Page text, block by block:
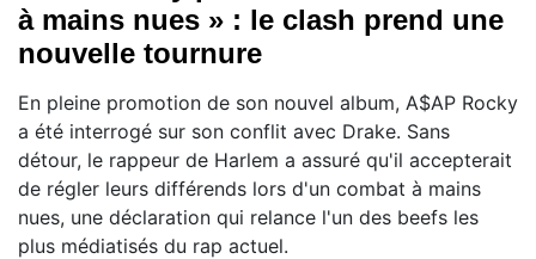
à mains nues » : le clash prend une
nouvelle tournure
En pleine promotion de son nouvel album, A$AP Rocky
a été interrogé sur son conflit avec Drake. Sans
détour, le rappeur de Harlem a assuré qu'il accepterait
de régler leurs différends lors d'un combat à mains
nues, une déclaration qui relance l'un des beefs les
plus médiatisés du rap actuel.